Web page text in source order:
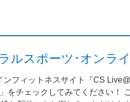
ルスポーツ･オンラ
フィットネスサイト『CS
をチェックしてみてください！